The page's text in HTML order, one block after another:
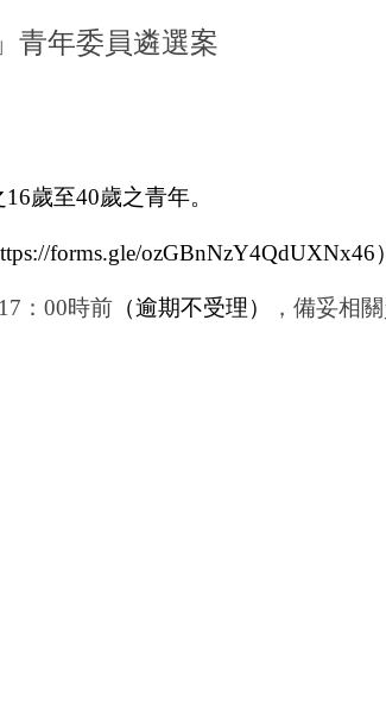
青年委員遴選案
歲至40歲之青年。
forms.gle/
：00時前 （逾期不受理） ，備妥相